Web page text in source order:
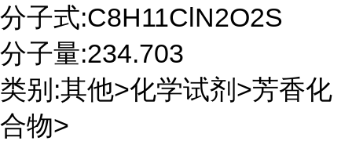
分子式:C8H11ClN2O2S
分子量:234.703
类别:其他>化学试剂>芳香化
合物>